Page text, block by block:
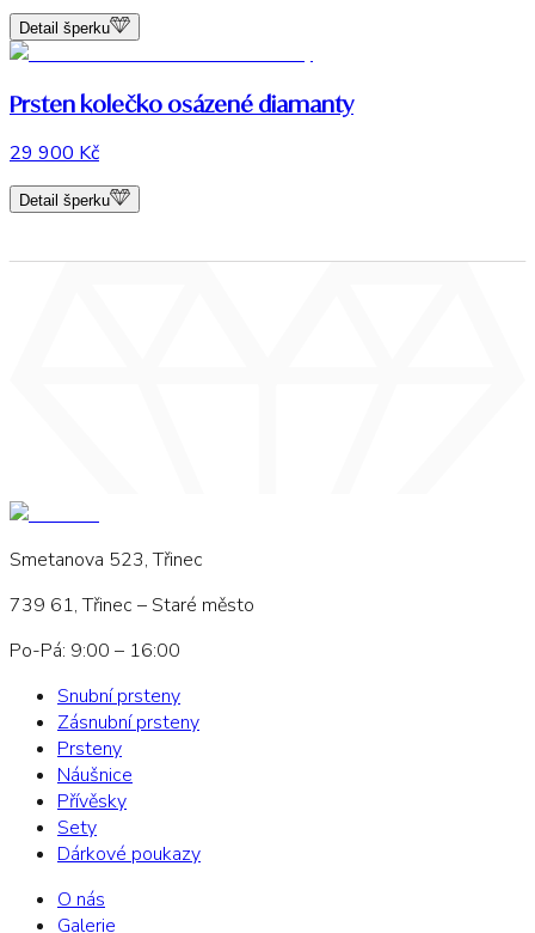
Detail šperku
Prsten kolečko osázené diamanty
29 900 Kč
Detail šperku
Smetanova 523, Třinec
739 61, Třinec – Staré město
Po-Pá: 9:00 – 16:00
Snubní prsteny
Zásnubní prsteny
Prsteny
Náušnice
Přívěsky
Sety
Dárkové poukazy
O nás
Galerie